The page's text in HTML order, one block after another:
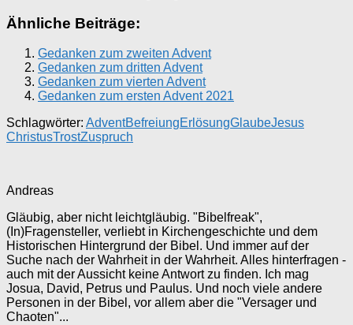
Ähnliche Beiträge:
Gedanken zum zweiten Advent
Gedanken zum dritten Advent
Gedanken zum vierten Advent
Gedanken zum ersten Advent 2021
Schlagwörter: AdventBefreiungErlösungGlaubeJesus
ChristusTrostZuspruch
Andreas
Gläubig, aber nicht leichtgläubig. "Bibelfreak",
(In)Fragensteller, verliebt in Kirchengeschichte und dem
Historischen Hintergrund der Bibel. Und immer auf der
Suche nach der Wahrheit in der Wahrheit. Alles hinterfragen -
auch mit der Aussicht keine Antwort zu finden. Ich mag
Josua, David, Petrus und Paulus. Und noch viele andere
Personen in der Bibel, vor allem aber die "Versager und
Chaoten"...